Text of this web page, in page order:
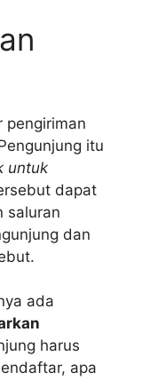
pengiriman
itu
untuk
dapat
saluran
dan
ada
harus
apa